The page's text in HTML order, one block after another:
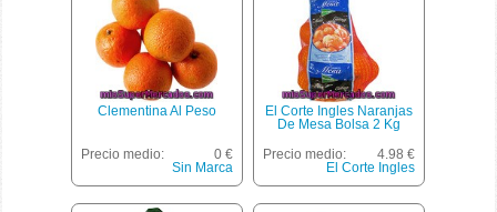
Clementina Al Peso
Precio medio:
0 €
Sin Marca
El Corte Ingles Naranjas
De Mesa Bolsa 2 Kg
Precio medio:
4.98 €
El Corte Ingles